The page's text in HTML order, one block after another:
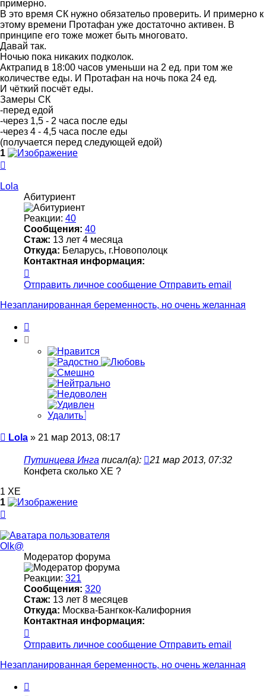
примерно.
В это время СК нужно обязательо проверить. И примерно к
этому времени Протафан уже достаточно активен. В
принципе его тоже может быть многовато.
Давай так.
Ночью пока никаких подколок.
Актрапид в 18:00 часов уменьши на 2 ед. при том же
количестве еды. И Протафан на ночь пока 24 ед.
И чёткий посчёт еды.
Замеры СК
-перед едой
-через 1,5 - 2 часа после еды
-через 4 - 4,5 часа после еды
(получается перед следующей едой)
1
началу
Lola
Абитуриент
Реакции: 40
Сообщения: 40
Стаж: 13 лет 4 месяца
Откуда: Беларусь, г.Новополоцк
Контактная информация:
информация
пользователя
Lola
Отправить личное сообщение Отправить email
Незапланированная беременность, но очень желанная
Удалить
Сообщение
Lola » 21 мар 2013, 08:17
Путинцева Инга писал(а):
21 мар 2013, 07:32
Конфета сколько ХЕ ?
1 ХЕ
1
началу
Olk@
Модератор форума
Реакции: 321
Сообщения: 320
Стаж: 13 лет 8 месяцев
Откуда: Москва-Бангкок-Калифорния
Контактная информация:
информация
пользователя
Olk@
Отправить личное сообщение Отправить email
Незапланированная беременность, но очень желанная